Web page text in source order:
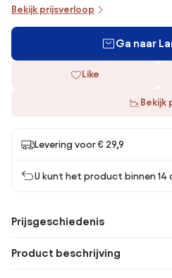
Bekijk prijsverloop
Ga naar
Like
Bekijk
Levering voor € 29,9
U kunt het product binnen 14
Prijsgeschiedenis
Product beschrijving